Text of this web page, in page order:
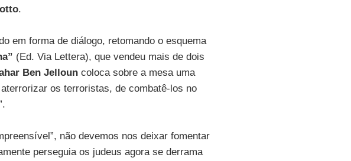
.
em forma de diálogo, retomando o esquema
(Ed. Via Lettera), que vendeu mais de dois
Ben Jellouncoloca sobre a mesa uma
os terroristas, de combatê-los no
não devemos nos deixar fomentar
perseguia os judeus agora se derrama